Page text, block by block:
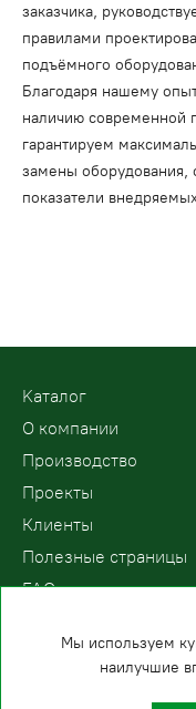
заказчика,
правилами
подъёмного
Благодаря нашему
наличию современной
гарантируем
замены оборудования,
показатели
Kаталог
О компании
Производство
Проекты
Клиенты
Полезные страницы
FAQ
Мы используем
наилучшие